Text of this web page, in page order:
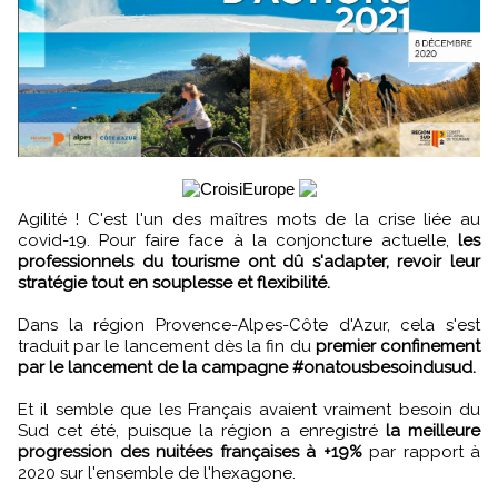
Agilité ! C'est l'un des maîtres mots de la crise liée au
covid-19. Pour faire face à la conjoncture actuelle, les
professionnels du tourisme ont dû s'adapter, revoir leur
stratégie tout en souplesse et flexibilité.
Dans la région Provence-Alpes-Côte d'Azur, cela s'est
traduit par le lancement dès la fin du premier confinement
par le lancement de la campagne #onatousbesoindusud.
Et il semble que les Français avaient vraiment besoin du
Sud cet été, puisque la région a enregistréla meilleure
progression des nuitées françaises à +19%par rapport à
2020 sur l'ensemble de l'hexagone.